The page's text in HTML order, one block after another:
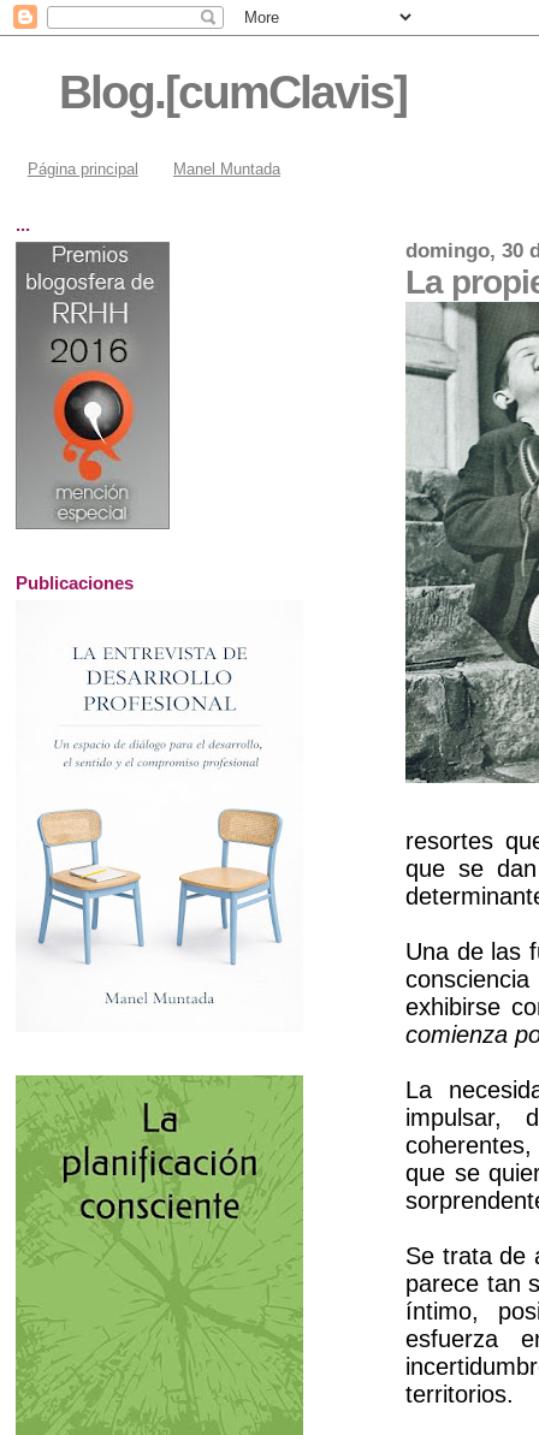
Blog.[cumClavis]
Página principal Manel Muntada
domingo, 30
La
resortes
que se
Una de las
exhibirse
comienza
La
impulsar,
que se
Se trata de
parece tan
íntimo,
esfuerza
territorios.
...
Publicaciones